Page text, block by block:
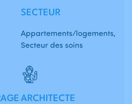
SECTEUR
Appartements/logements,
Secteur des soins
ARCHITECTE